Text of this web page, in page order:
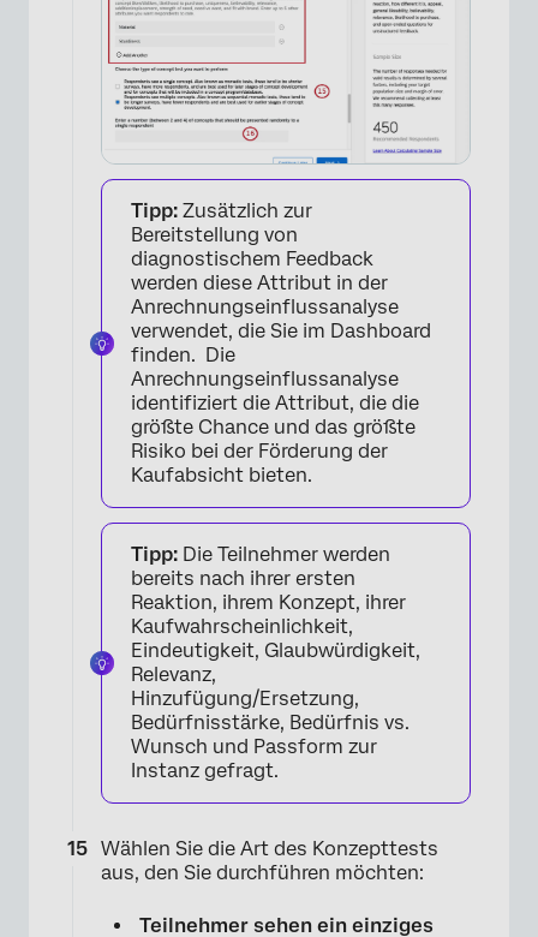
Tipp: Zusätzlich zur
Bereitstellung von
diagnostischem Feedback
werden diese Attribut in der
Anrechnungseinflussanalyse
verwendet, die Sie im Dashboard
finden. Die
Anrechnungseinflussanalyse
identifiziert die Attribut, die die
größte Chance und das größte
Risiko bei der Förderung der
Kaufabsicht bieten.
Tipp: Die Teilnehmer werden
bereits nach ihrer ersten
Reaktion, ihrem Konzept, ihrer
Kaufwahrscheinlichkeit,
Eindeutigkeit, Glaubwürdigkeit,
Relevanz,
Hinzufügung/Ersetzung,
Bedürfnisstärke, Bedürfnis vs.
Wunsch und Passform zur
Instanz gefragt.
Wählen Sie die Art des Konzepttests
aus, den Sie durchführen möchten:
Teilnehmer sehen ein einziges